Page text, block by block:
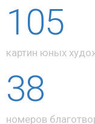
105
картин юных
38
номеров